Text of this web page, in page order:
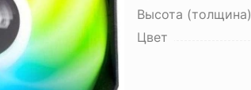
Высота (толщина)
Цвет